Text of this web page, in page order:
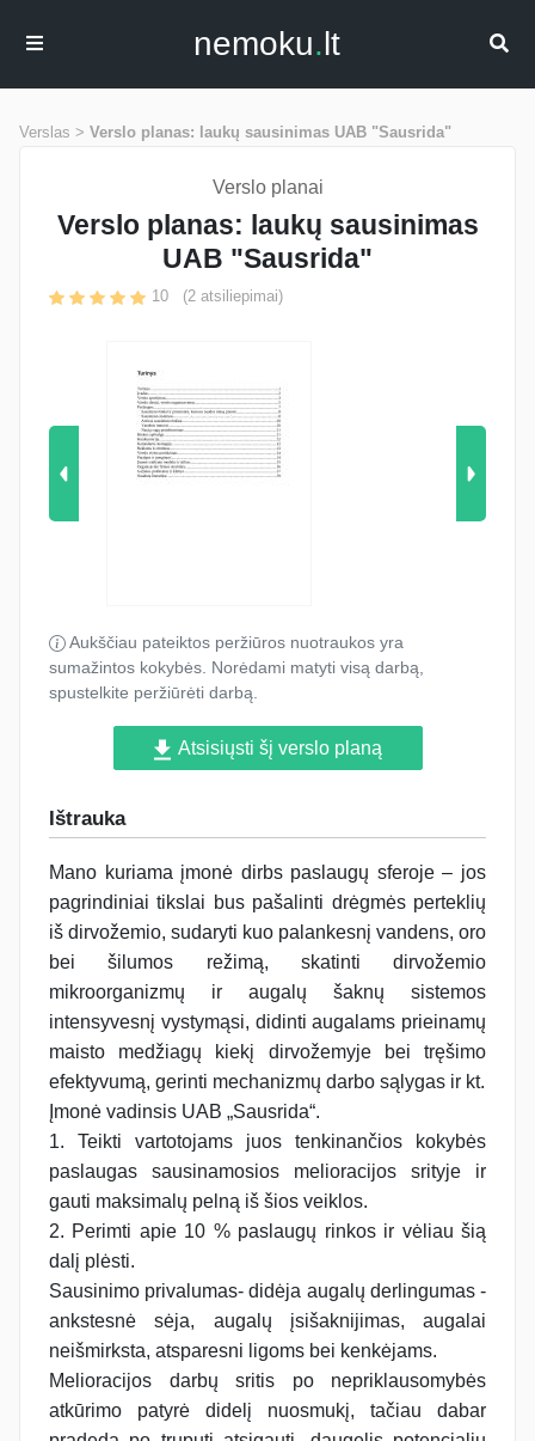
nemoku.lt
Verslas > Verslo planas: laukų sausinimas UAB "Sausrida"
Verslo planai
Verslo planas: laukų sausinimas
UAB "Sausrida"
10 (2 atsiliepimai)
Aukščiau pateiktos peržiūros nuotraukos yra
sumažintos kokybės. Norėdami matyti visą darbą,
spustelkite peržiūrėti darbą.
Atsisiųsti šį verslo planą
Ištrauka
Mano kuriama įmonė dirbs paslaugų sferoje – jos
pagrindiniai tikslai bus pašalinti drėgmės perteklių
iš dirvožemio, sudaryti kuo palankesnį vandens, oro
bei šilumos režimą, skatinti dirvožemio
mikroorganizmų ir augalų šaknų sistemos
intensyvesnį vystymąsi, didinti augalams prieinamų
maisto medžiagų kiekį dirvožemyje bei tręšimo
efektyvumą, gerinti mechanizmų darbo sąlygas ir kt.
Įmonė vadinsis UAB „Sausrida“.
1. Teikti vartotojams juos tenkinančios kokybės
paslaugas sausinamosios melioracijos srityje ir
gauti maksimalų pelną iš šios veiklos.
2. Perimti apie 10 % paslaugų rinkos ir vėliau šią
dalį plėsti.
Sausinimo privalumas- didėja augalų derlingumas -
ankstesnė sėja, augalų įsišaknijimas, augalai
neišmirksta, atsparesni ligoms bei kenkėjams.
Melioracijos darbų sritis po nepriklausomybės
atkūrimo patyrė didelį nuosmukį, tačiau dabar